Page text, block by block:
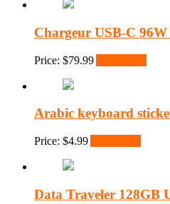
Chargeur USB-C
Price: $79.99
Arabic keyboard
Price: $4.99
Data Traveler 128GB